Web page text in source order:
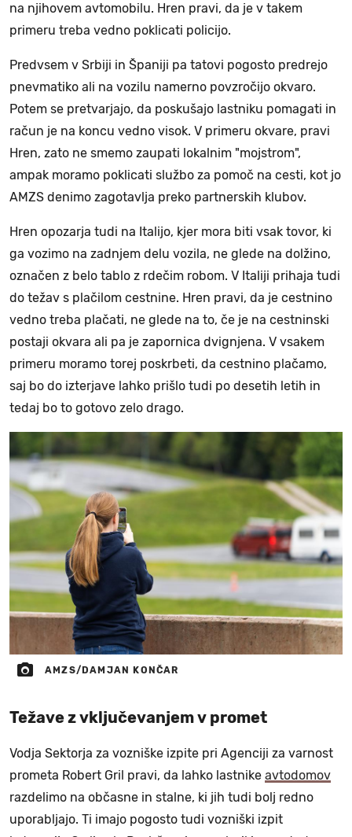
na njihovem avtomobilu. Hren pravi, da je v takem
primeru treba vedno poklicati policijo.
Predvsem v Srbiji in Španiji pa tatovi pogosto predrejo
pnevmatiko ali na vozilu namerno povzročijo okvaro.
Potem se pretvarjajo, da poskušajo lastniku pomagati in
račun je na koncu vedno visok. V primeru okvare, pravi
Hren, zato ne smemo zaupati lokalnim "mojstrom",
ampak moramo poklicati službo za pomoč na cesti, kot jo
AMZS denimo zagotavlja preko partnerskih klubov.
Hren opozarja tudi na Italijo, kjer mora biti vsak tovor, ki
ga vozimo na zadnjem delu vozila, ne glede na dolžino,
označen z belo tablo z rdečim robom. V Italiji prihaja tudi
do težav s plačilom cestnine. Hren pravi, da je cestnino
vedno treba plačati, ne glede na to, če je na cestninski
postaji okvara ali pa je zapornica dvignjena. V vsakem
primeru moramo torej poskrbeti, da cestnino plačamo,
saj bo do izterjave lahko prišlo tudi po desetih letih in
tedaj bo to gotovo zelo drago.
AMZS/DAMJAN KONČAR
Težave z vključevanjem v promet
Vodja Sektorja za vozniške izpite pri Agenciji za varnost
prometa Robert Gril pravi, da lahko lastnike avtodomov
razdelimo na občasne in stalne, ki jih tudi bolj redno
uporabljajo. Ti imajo pogosto tudi vozniški izpit